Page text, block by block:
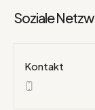
Soziale
Kontakt